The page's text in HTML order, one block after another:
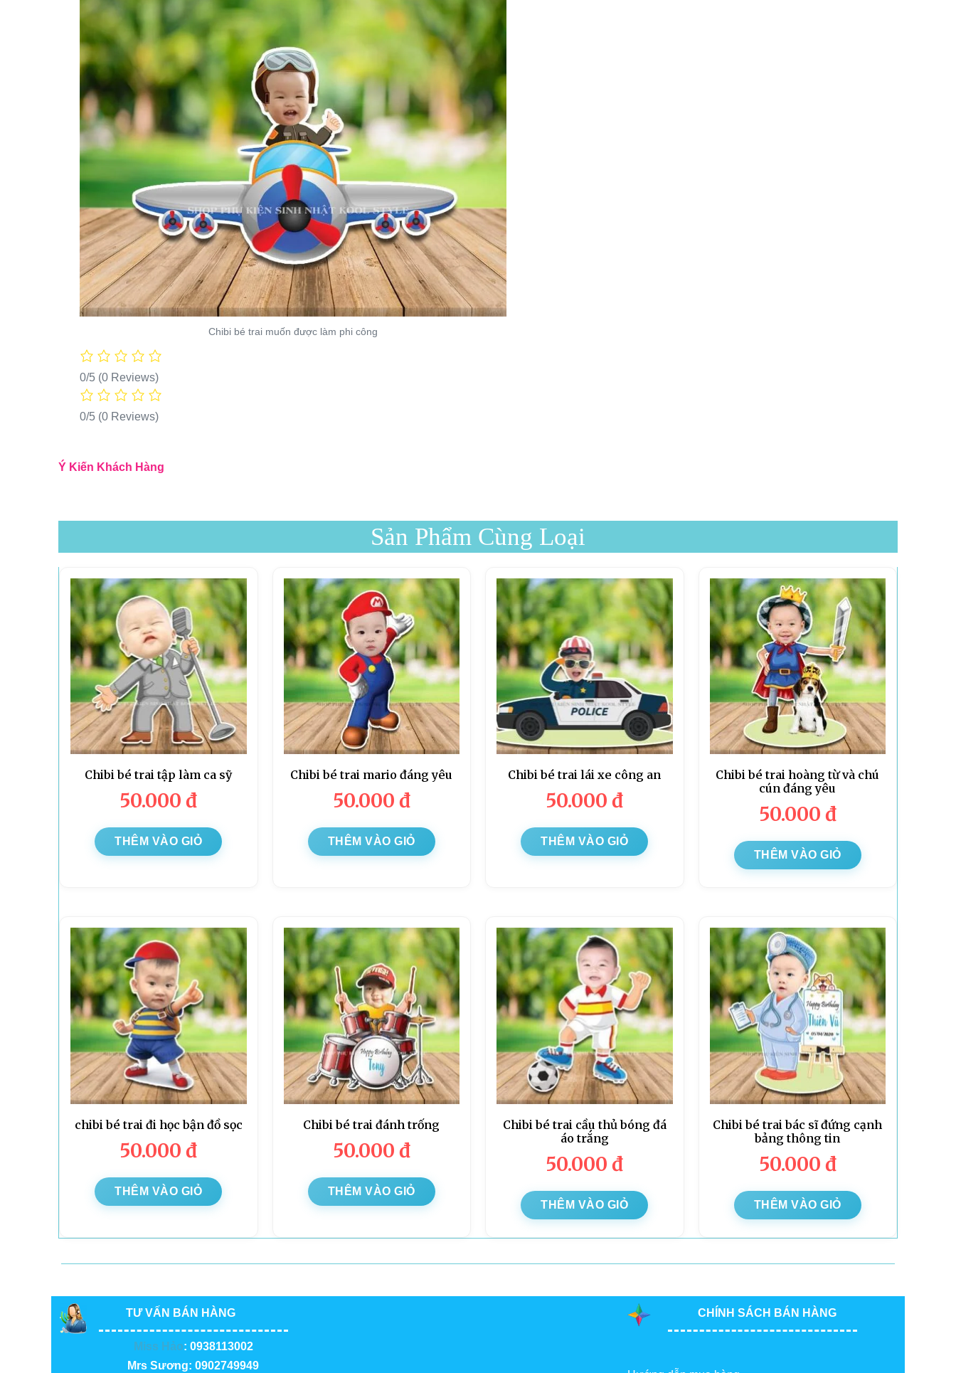
Chibi bé trai muốn được làm phi công
0/5 (0 Reviews)
0/5 (0 Reviews)
Ý Kiến Khách Hàng
Sản Phẩm Cùng Loại
Chibi bé trai tập làm ca sỹ
50.000đ
THÊM VÀO GIỎ
Chibi bé trai mario đáng yêu
50.000 đ
THÊM VÀO GIỎ
Chibi bé trai lái xe công an
50.000đ
THÊM VÀO GIỎ
Chibi bé trai hoàng từ và chú
cún đáng yêu
50.000 đ
THÊM VÀO GIỎ
chibi bé trai đi học bận đồ sọc
50.000đ
THÊM VÀO GIỎ
Chibi bé trai đánh trống
50.000 đ
THÊM VÀO GIỎ
Chibi bé trai cầu thủ bóng đá
áo trắng
50.000đ
THÊM VÀO GIỎ
Chibi bé trai bác sĩ đứng cạnh
bảng thông tin
50.000 đ
THÊM VÀO GIỎ
TƯ VẤN BÁN HÀNG
Miss Hảo: 0938113002
Mrs Sương: 0902749949
CHÍNH SÁCH BÁN HÀNG